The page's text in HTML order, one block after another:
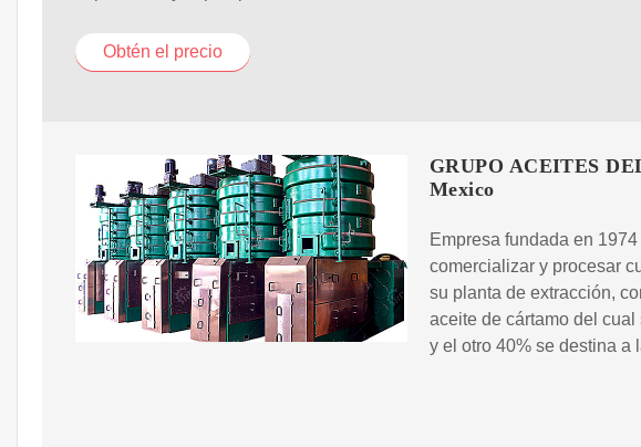
Obtén el precio
GRUPO ACEITES
Mexico
Empresa fundada en
comercializar y procesar
su planta de extracción,
aceite de cártamo del
y el otro 40% se destina a